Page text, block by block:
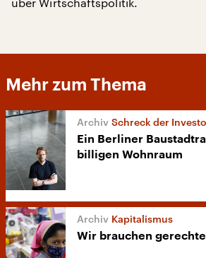
Mehr zum Thema
Schreck der
Ein Berliner
billigen Wohnraum
Kapitalismus
Wir brauchen